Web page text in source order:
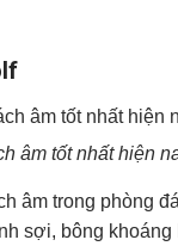
âm tốt nhất hiện
âm trong phòng
sợi, bông